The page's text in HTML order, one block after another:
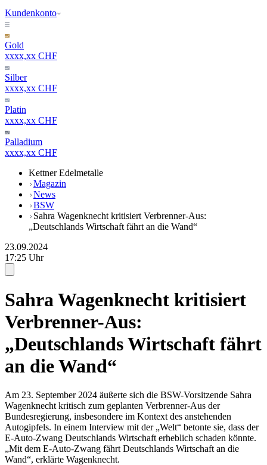
Kundenkonto
Gold
xxxx,xx CHF
Silber
xxxx,xx CHF
Platin
xxxx,xx CHF
Palladium
xxxx,xx CHF
Kettner Edelmetalle
Magazin
News
BSW
Sahra Wagenknecht kritisiert Verbrenner-Aus:
„Deutschlands Wirtschaft fährt an die Wand“
23.09.2024
17:25 Uhr
Sahra Wagenknecht kritisiert
Verbrenner-Aus:
„Deutschlands Wirtschaft fährt
an die Wand“
Am 23. September 2024 äußerte sich die BSW-Vorsitzende Sahra
Wagenknecht kritisch zum geplanten Verbrenner-Aus der
Bundesregierung, insbesondere im Kontext des anstehenden
Autogipfels. In einem Interview mit der „Welt“ betonte sie, dass der
E-Auto-Zwang Deutschlands Wirtschaft erheblich schaden könnte.
„Mit dem E-Auto-Zwang fährt Deutschlands Wirtschaft an die
Wand“, erklärte Wagenknecht.